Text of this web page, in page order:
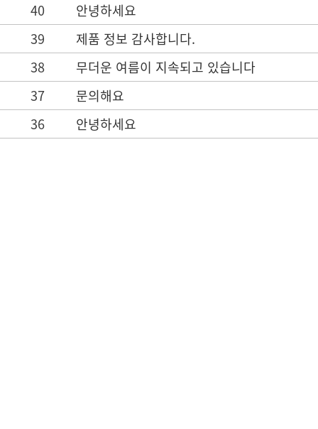
40
안녕하세요
39
제품 정보 감사합니다.
38
무더운 여름이 지속되고 있습니다
37
문의해요
36
안녕하세요